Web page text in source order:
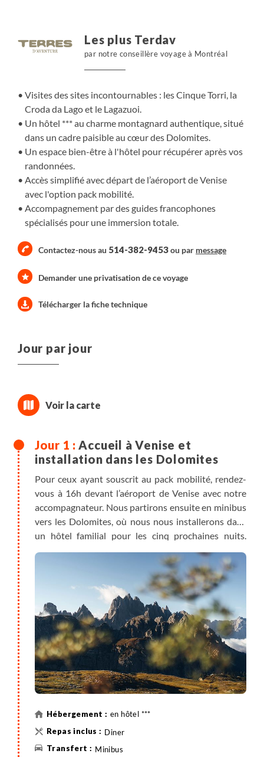
Les plus Terdav
par notre conseillère voyage à Montréal
Visites des sites incontournables : les Cinque Torri, la
Croda da Lago et le Lagazuoi.
Un hôtel *** au charme montagnard authentique, situé
dans un cadre paisible au cœur des Dolomites.
Un espace bien-être à l'hôtel pour récupérer après vos
randonnées.
Accès simplifié avec départ de l’aéroport de Venise
avec l'option pack mobilité.
Accompagnement par des guides francophones
spécialisés pour une immersion totale.
Contactez-nous au 514-382-9453ou par message
Demander une privatisation de ce voyage
Télécharger la fiche technique
Jour par jour
Accueil à Venise et
installation dans les Dolomites
Pour ceux ayant souscrit au pack mobilité, rendez-
vous à 16h devant l’aéroport de Venise avec notre
accompagnateur. Nous partirons ensuite en minibus
vers les Dolomites, où nous nous installerons dans
un hôtel familial pour les cinq prochaines nuits.
L’accompagnateur vous présentera le programme
avant notre premier dîner au cœur des montagnes.
Pour les participants sans le pack mobilité et venant
en voiture, l’accueil se fera directement à l’hôtel
(nom précisé dans la convocation) à partir de 18h.
en hôtel ***
Diner
Minibus